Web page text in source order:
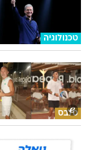
טכנולוגיה
סלבס